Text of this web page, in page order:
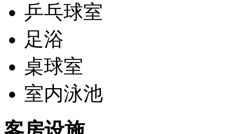
乒乓球室
足浴
桌球室
室内泳池